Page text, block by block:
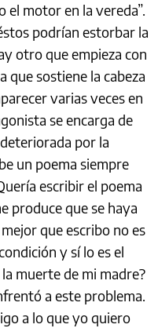
el motor en la vereda”.
podrían estorbar la
otro que empieza con
que sostiene la cabeza
varias veces en
se encarga de
por la
un poema siempre
escribir el poema
produce que se haya
que escribo no es
y sí lo es el
muerte de mi madre?
a este problema.
a lo que yo quiero